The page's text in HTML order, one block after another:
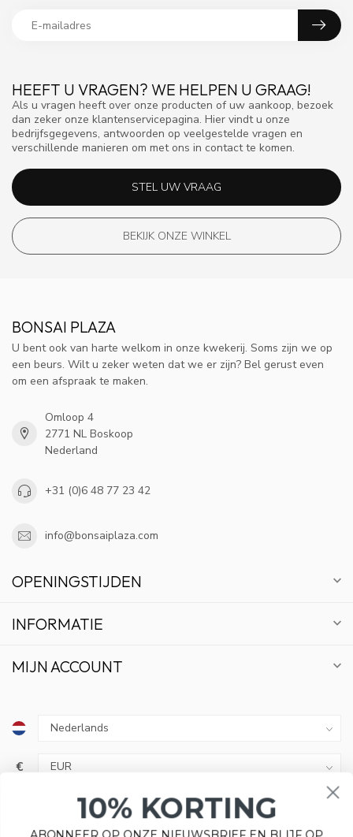
HEEFT U VRAGEN? WE HELPEN U GRAAG!
Als u vragen heeft over onze producten of uw aankoop, bezoek
dan zeker onze klantenservicepagina. Hier vindt u onze
bedrijfsgegevens, antwoorden op veelgestelde vragen en
verschillende manieren om met ons in contact te komen.
STEL UW VRAAG
BEKIJK ONZE WINKEL
BONSAI PLAZA
U bent ook van harte welkom in onze kwekerij. Soms zijn we op
een beurs. Wilt u zeker weten dat we er zijn? Bel gerust even
om een afspraak te maken.
Omloop 4
2771 NL Boskoop
Nederland
+31 (0)6 48 77 23 42
info@bonsaiplaza.com
OPENINGSTIJDEN
INFORMATIE
MIJN ACCOUNT
€
DE HOOGTE VAN ACTIES EN NIEUWS.